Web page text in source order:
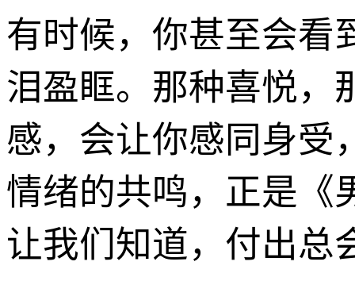
有时候，你甚至会看
泪盈眶。那种喜悦，
感，会让你感同身受
情绪的共鸣，正是《
让我们知道，付出总